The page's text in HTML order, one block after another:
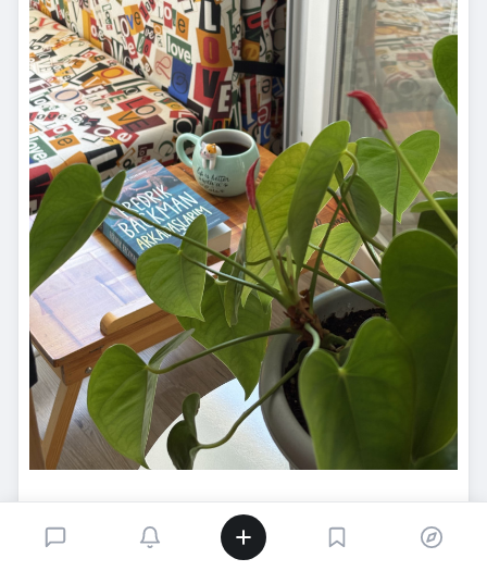
Farklılığa tahammül etmeyen, normalliği savunan, anormali
dışlayan, aynı evin içinde birbirini olduğu kabul etmeyen